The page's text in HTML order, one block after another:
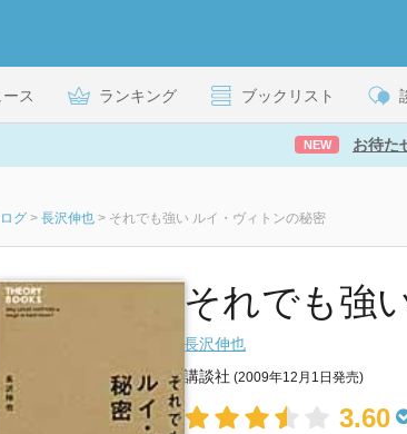
ス ランキング ブックリスト
NEW お待た
グ > 長沢伸也 > それでも強い ルイ・ヴィトンの秘密
それでも強
長沢伸也
講談社 (2009年12月1日発売)
3.60